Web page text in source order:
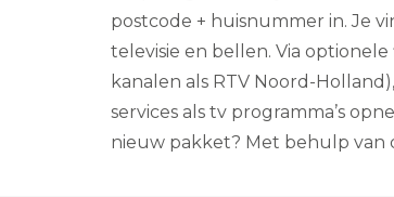
postcode + huisnummer in. Je
televisie en bellen. Via optionele
kanalen als RTV Noord-
services als tv programma’s
nieuw pakket? Met behulp van